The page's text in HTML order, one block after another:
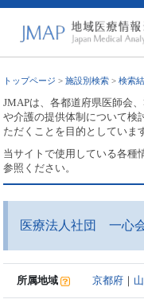
トップページ >施設別検索 >検索
JMAPは、各都道府県医師会
や介護の提供体制について検
ただくことを目的としていま
当サイトで使用している各種
参照ください。
医療法人社団 一心
所属地域 京都府 ｜